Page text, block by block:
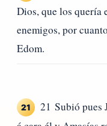
Dios, que los quería
enemigos, por
Edom.
21
21 Subió pues